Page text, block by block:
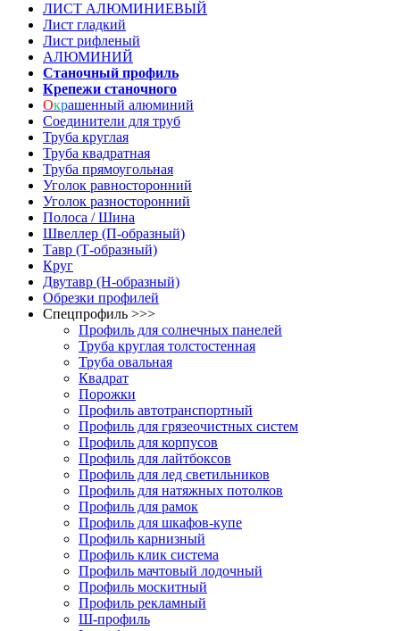
ЛИСТ АЛЮМИНИЕВЫЙ
Лист гладкий
Лист рифленый
АЛЮМИНИЙ
Станочный профиль
Крепежи станочного
Окрашенный алюминий
Соединители для труб
Труба круглая
Труба квадратная
Труба прямоугольная
Уголок равносторонний
Уголок разносторонний
Полоса / Шина
Швеллер (П-образный)
Тавр (Т-образный)
Круг
Двутавр (H-образный)
Обрезки профилей
Спецпрофиль >>>
Профиль для солнечных панелей
Труба круглая толстостенная
Труба овальная
Квадрат
Порожки
Профиль автотранспортный
Профиль для грязеочистных систем
Профиль для корпусов
Профиль для лайтбоксов
Профиль для лед светильников
Профиль для натяжных потолков
Профиль для рамок
Профиль для шкафов-купе
Профиль карнизный
Профиль клик система
Профиль мачтовый лодочный
Профиль москитный
Профиль рекламный
Ш-профиль